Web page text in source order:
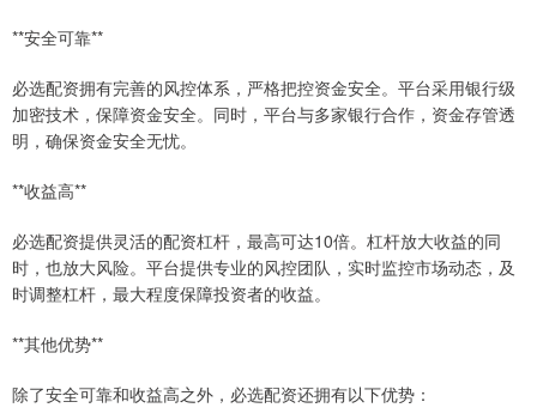
**安全可靠**
必选配资拥有完善的风控体系，严格把控资金安全。平台采用银行级
加密技术，保障资金安全。同时，平台与多家银行合作，资金存管透
明，确保资金安全无忧。
**收益高**
必选配资提供灵活的配资杠杆，最高可达10倍。杠杆放大收益的同
时，也放大风险。平台提供专业的风控团队，实时监控市场动态，及
时调整杠杆，最大程度保障投资者的收益。
**其他优势**
除了安全可靠和收益高之外，必选配资还拥有以下优势：